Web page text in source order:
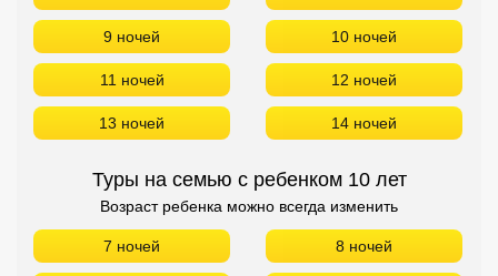
9 ночей 10 ночей
11 ночей 12 ночей
13 ночей 14 ночей
Туры на семью с ребенком 10 лет
Возраст ребенка можно всегда изменить
7 ночей 8 ночей
Сетевые отели Мальдив
Сетевые отели Бали
Сетевые отели Сейшел